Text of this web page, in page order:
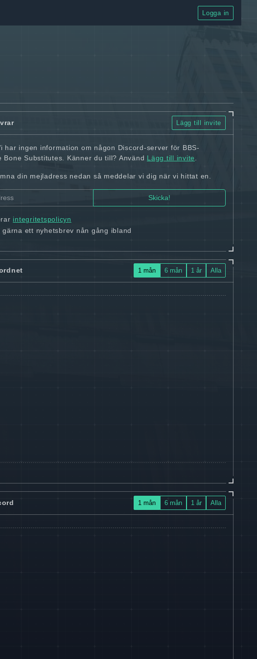
Logga in
Lägg till invite
har ingen information om någon Discord-server för BBS-
Bone Substitutes. Känner du till? Använd Lägg till invite
din mejladress nedan så meddelar vi dig när vi hittat en.
integritetspolicyn
gärna ett nyhetsbrev nån gång ibland
1 mån 6 mån 1 år Alla
1 mån 6 mån 1 år Alla